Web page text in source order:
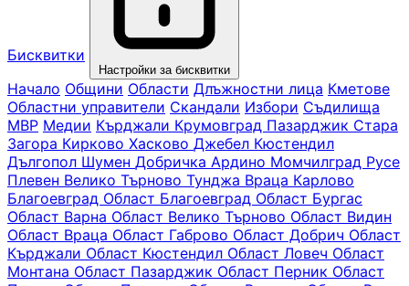
Бисквитки
Настройки за бисквитки
Начало Общини Области Длъжностни лица Кметове
Областни управители Скандали Избори Съдилища
МВР Медии Кърджали Крумовград Пазарджик Стара
Загора Кирково Хасково Джебел Кюстендил
Дългопол Шумен Добричка Ардино Момчилград Русе
Плевен Велико Търново Тунджа Враца Карлово
Благоевград Oбласт Благоевград Област Бургас
Област Варна Област Велико Търново Област Видин
Област Враца Област Габрово Област Добрич Област
Кърджали Област Кюстендил Област Ловеч Област
Монтана Област Пазарджик Област Перник Област